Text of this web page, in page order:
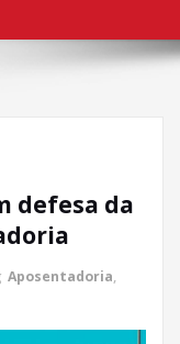
defesa da
Aposentadoria,